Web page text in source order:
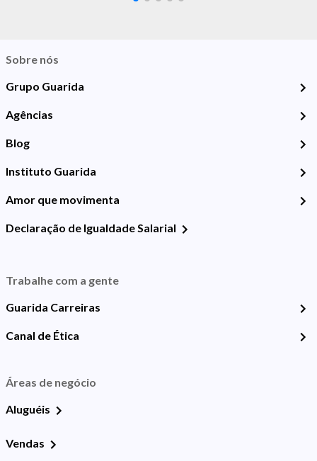
Sobre nós
Grupo Guarida
Agências
Blog
Instituto Guarida
Amor que movimenta
Declaração de Igualdade Salarial
Trabalhe com a gente
Guarida Carreiras
Canal de Ética
Áreas de negócio
Aluguéis
Vendas